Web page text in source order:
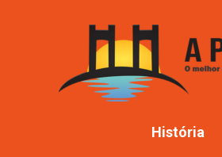
História